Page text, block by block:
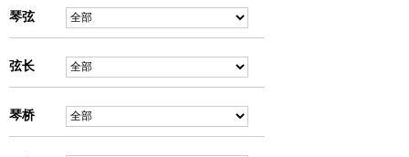
琴弦
弦长
琴桥